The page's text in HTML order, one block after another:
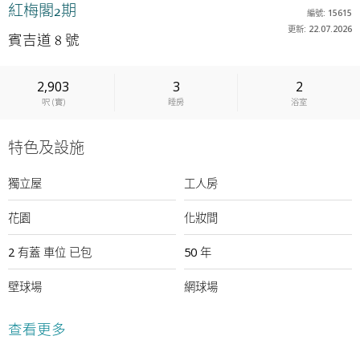
紅梅閣2期
賓吉道 8 號
編號: 15615
更新: 22.07.2026
2,903
呎(實)
3
睡房
2
浴室
特色及設施
獨立屋 工人房
花園 化妝間
2 有蓋 車位 已包 50 年
壁球場 網球場
遊樂場
查看更多